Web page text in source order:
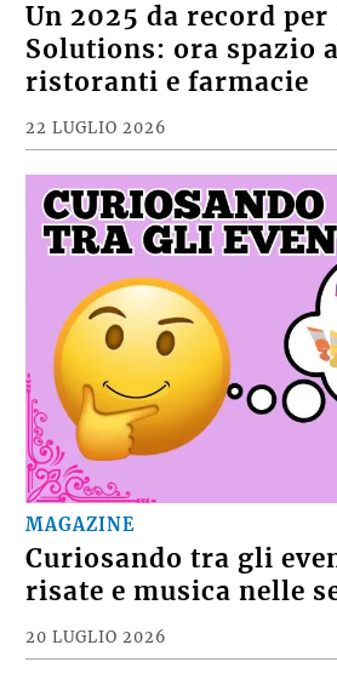
Un 2025 da record
Solutions: ora spazio
ristoranti e farmacie
22 LUGLIO 2026
MAGAZINE
Curiosando tra gli
risate e musica nelle
20 LUGLIO 2026